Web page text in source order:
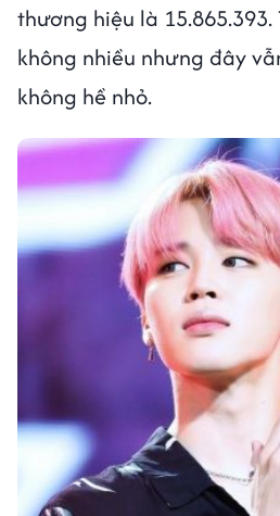
thương hiệu là
không nhiều nhưng đây
không hề nhỏ.